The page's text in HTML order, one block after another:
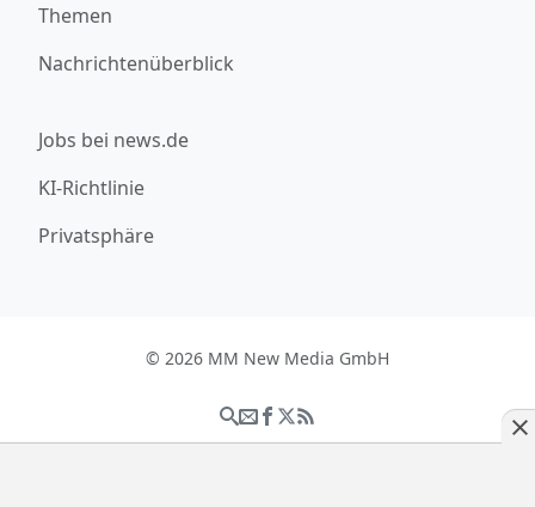
Themen
Nachrichtenüberblick
Jobs bei news.de
KI-Richtlinie
Privatsphäre
© 2026 MM New Media GmbH